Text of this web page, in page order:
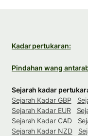
Kadar pertukaran:
Pindahan wang
Sejarah kadar
Sejarah Kadar GBP
Sejarah Kadar EUR
Sejarah Kadar CAD
Sejarah Kadar NZD